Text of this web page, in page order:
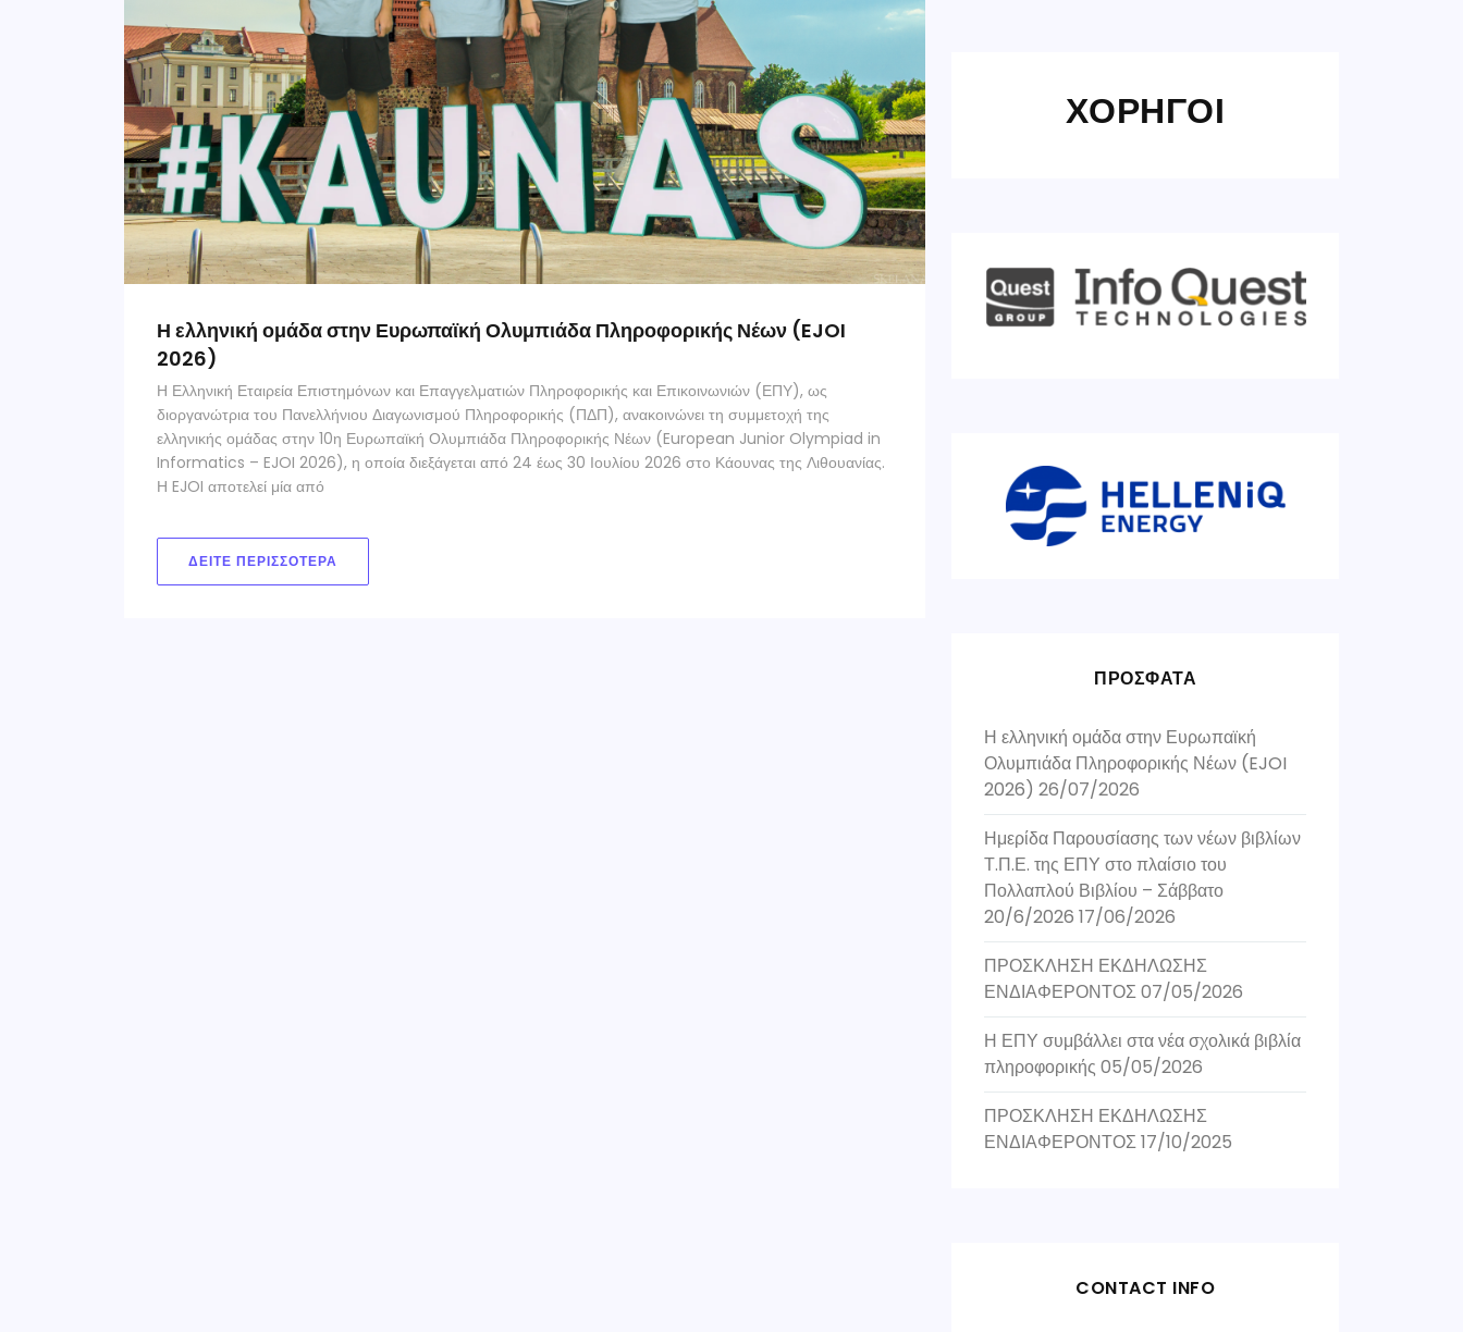
Η ελληνική ομάδα στην Ευρωπαϊκή Ολυμπιάδα Πληροφορικής Νέων (EJOI
2026)
Η Ελληνική Εταιρεία Επιστημόνων και Επαγγελματιών Πληροφορικής και Επικοινωνιών (ΕΠΥ), ως
διοργανώτρια του Πανελλήνιου Διαγωνισμού Πληροφορικής (ΠΔΠ), ανακοινώνει τη συμμετοχή της
ελληνικής ομάδας στην 10η Ευρωπαϊκή Ολυμπιάδα Πληροφορικής Νέων (European Junior Olympiad in
Informatics – EJOI 2026), η οποία διεξάγεται από 24 έως 30 Ιουλίου 2026 στο Κάουνας της Λιθουανίας.
Η EJOI αποτελεί μία από
ΔΕΊΤΕ ΠΕΡΙΣΣΌΤΕΡΑ
ΧΟΡΗΓΟΙ
ΠΡΟΣΦΑΤΑ
Η ελληνική ομάδα στην Ευρωπαϊκή
Ολυμπιάδα Πληροφορικής Νέων (EJOI
2026) 26/07/2026
Ημερίδα Παρουσίασης των νέων βιβλίων
Τ.Π.Ε. της ΕΠΥ στο πλαίσιο του
Πολλαπλού Βιβλίου – Σάββατο
20/6/2026 17/06/2026
ΠΡΟΣΚΛΗΣΗ ΕΚΔΗΛΩΣΗΣ
ΕΝΔΙΑΦΕΡΟΝΤΟΣ07/05/2026
Η ΕΠΥ συμβάλλει στα νέα σχολικά βιβλία
πληροφορικής 05/05/2026
ΠΡΟΣΚΛΗΣΗ ΕΚΔΗΛΩΣΗΣ
ΕΝΔΙΑΦΕΡΟΝΤΟΣ17/10/2025
CONTACT INFO